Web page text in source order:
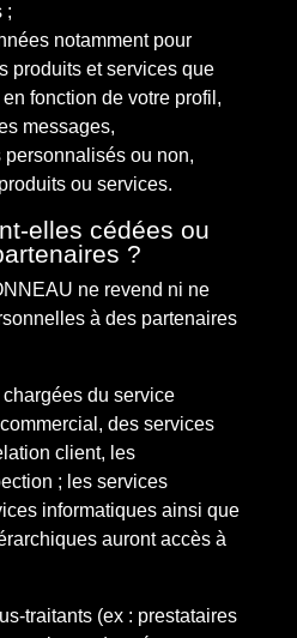
;
notamment pour
produits et services que
fonction de votre profil,
messages,
ou non,
ou services.
elles cédées ou
?
ne revend ni ne
à des partenaires
du service
des services
client, les
; les services
informatiques ainsi que
auront accès à
traitants (ex : prestataires